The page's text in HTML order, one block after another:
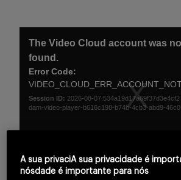
modal
window.
The Video Cloud account was
found.
Error Code:
Session ID: 2026-08-07:534a19d17a69f37d3e4cf2
dam-video-player-b616c198-b74b-4cb3-abd9-
A sua privaciA sua privacidade é
nósdade é importante para nós